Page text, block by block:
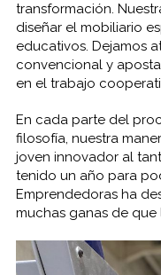
transformación.
diseñar el mobiliario
educativos. Dejamos
convencional y
en el trabajo
En cada parte del
filosofía, nuestra
joven innovador al
tenido un año para
Emprendedoras ha
muchas ganas de que